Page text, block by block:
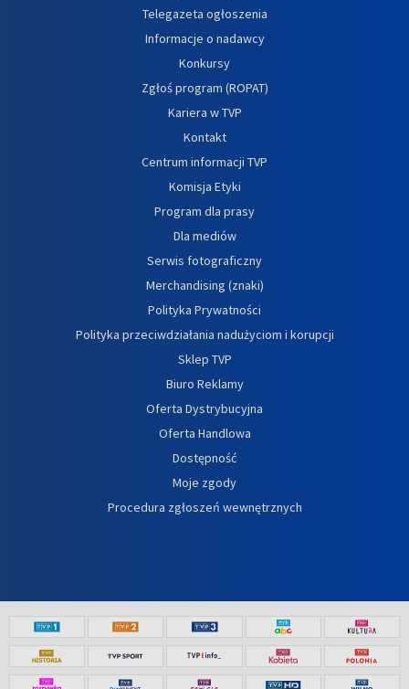
Telegazeta ogłoszenia
Informacje o nadawcy
Konkursy
Zgłoś program (ROPAT)
Kariera w TVP
Kontakt
Centrum informacji TVP
Komisja Etyki
Program dla prasy
Dla mediów
Serwis fotograficzny
Merchandising (znaki)
Polityka Prywatności
Polityka przeciwdziałania nadużyciom i korupcji
Sklep TVP
Biuro Reklamy
Oferta Dystrybucyjna
Oferta Handlowa
Dostępność
Moje zgody
Procedura zgłoszeń wewnętrznych